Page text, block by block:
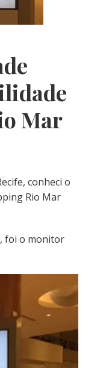
Mar
conheci o
Rio Mar
foi o monitor